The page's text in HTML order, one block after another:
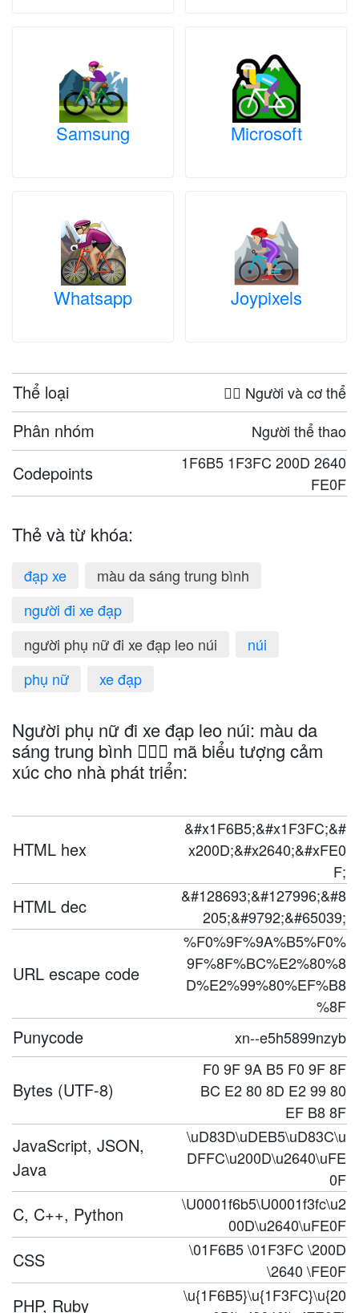
Samsung Microsoft
Whatsapp Joypixels
Thể loại 🤦‍♀️ Người và cơ thể
Phân nhóm Người thể thao
Codepoints
1F6B5 1F3FC 200D 2640
FE0F
Thẻ và từ khóa:
đạp xe
màu da sáng trung bình
người đi xe đạp
người phụ nữ đi xe đạp leo núi
núi
phụ nữ
xe đạp
Người phụ nữ đi xe đạp leo núi: màu da
sáng trung bình 🚵🏼‍♀️ mã biểu tượng cảm
xúc cho nhà phát triển:
HTML hex
&#x1F6B5;&#x1F3FC;&#
x200D;&#x2640;&#xFE0
F;
HTML dec
&#128693;&#127996;&#8
205;&#9792;&#65039;
URL escape code
%F0%9F%9A%B5%F0%
9F%8F%BC%E2%80%8
D%E2%99%80%EF%B8
%8F
Punycode xn--e5h5899nzyb
Bytes (UTF-8)
F0 9F 9A B5 F0 9F 8F
BC E2 80 8D E2 99 80
EF B8 8F
JavaScript, JSON,
Java
\uD83D\uDEB5\uD83C\u
DFFC\u200D\u2640\uFE
0F
C, C++, Python
\U0001f6b5\U0001f3fc\u2
00D\u2640\uFE0F
CSS
\01F6B5 \01F3FC \200D
\2640 \FE0F
PHP, Ruby
\u{1F6B5}\u{1F3FC}\u{20